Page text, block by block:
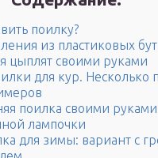
поилку?
из пластиковых
цыплят своими руками
для кур. Несколько
поилка своими
лампочки
для зимы: вариант с